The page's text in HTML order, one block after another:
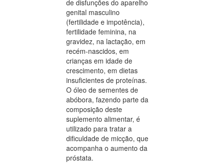
de disfunções do aparelho
genital masculino
(fertilidade e impotência),
fertilidade feminina, na
gravidez, na lactação, em
recém-nascidos, em
crianças em idade de
crescimento, em dietas
insuficientes de proteínas.
O óleo de sementes de
abóbora, fazendo parte da
composição deste
suplemento alimentar, é
utilizado para tratar a
dificuldade de micção, que
acompanha o aumento da
próstata.